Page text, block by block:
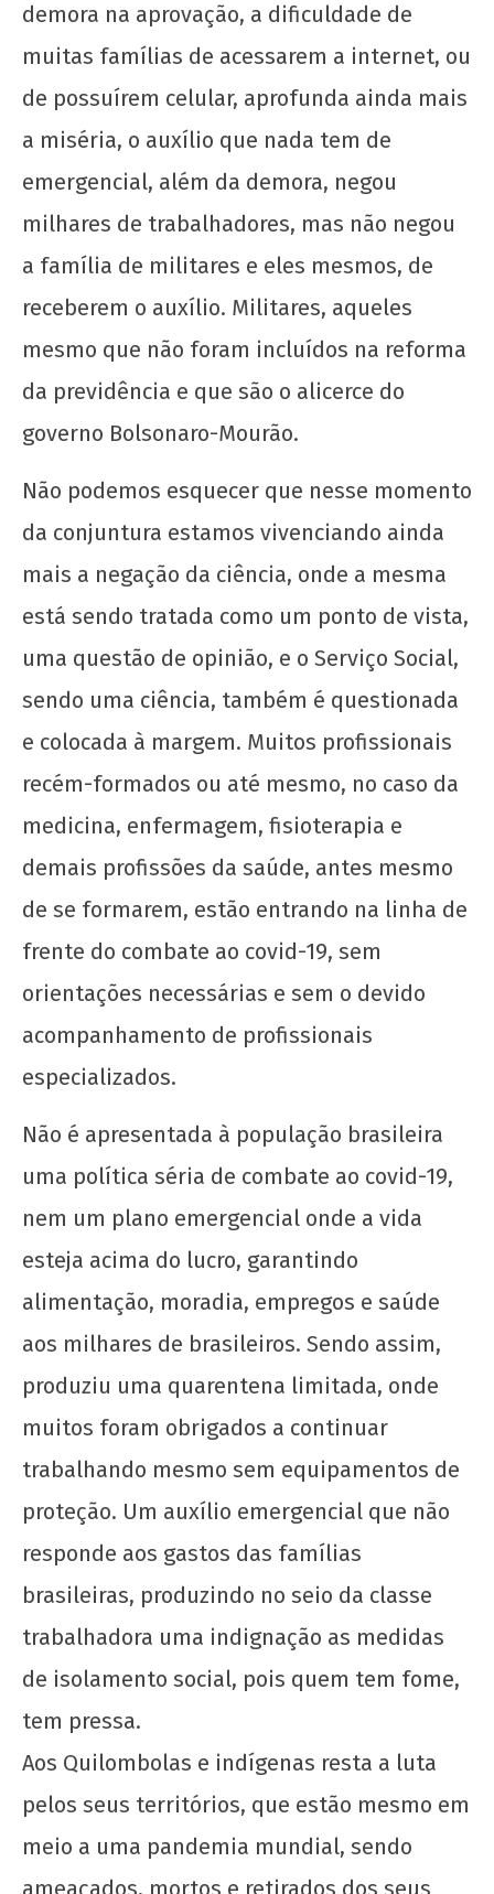
demora na aprovação, a dificuldade de
muitas famílias de acessarem a internet, ou
de possuírem celular, aprofunda ainda mais
a miséria, o auxílio que nada tem de
emergencial, além da demora, negou
milhares de trabalhadores, mas não negou
a família de militares e eles mesmos, de
receberem o auxílio. Militares, aqueles
mesmo que não foram incluídos na reforma
da previdência e que são o alicerce do
governo Bolsonaro-Mourão.
Não podemos esquecer que nesse momento
da conjuntura estamos vivenciando ainda
mais a negação da ciência, onde a mesma
está sendo tratada como um ponto de vista,
uma questão de opinião, e o Serviço Social,
sendo uma ciência, também é questionada
e colocada à margem. Muitos profissionais
recém-formados ou até mesmo, no caso da
medicina, enfermagem, fisioterapia e
demais profissões da saúde, antes mesmo
de se formarem, estão entrando na linha de
frente do combate ao covid-19, sem
orientações necessárias e sem o devido
acompanhamento de profissionais
especializados.
Não é apresentada à população brasileira
uma política séria de combate ao covid-19,
nem um plano emergencial onde a vida
esteja acima do lucro, garantindo
alimentação, moradia, empregos e saúde
aos milhares de brasileiros. Sendo assim,
produziu uma quarentena limitada, onde
muitos foram obrigados a continuar
trabalhando mesmo sem equipamentos de
proteção. Um auxílio emergencial que não
responde aos gastos das famílias
brasileiras, produzindo no seio da classe
trabalhadora uma indignação as medidas
de isolamento social, pois quem tem fome,
tem pressa.
Aos Quilombolas e indígenas resta a luta
pelos seus territórios, que estão mesmo em
meio a uma pandemia mundial, sendo
ameaçados, mortos e retirados dos seus